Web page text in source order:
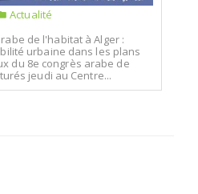
Actualité
de l'habitat à Alger :
urbaine dans les plans
du 8e congrès arabe de
jeudi au Centre...